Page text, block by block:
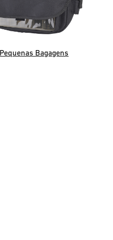
Pequenas Bagagens